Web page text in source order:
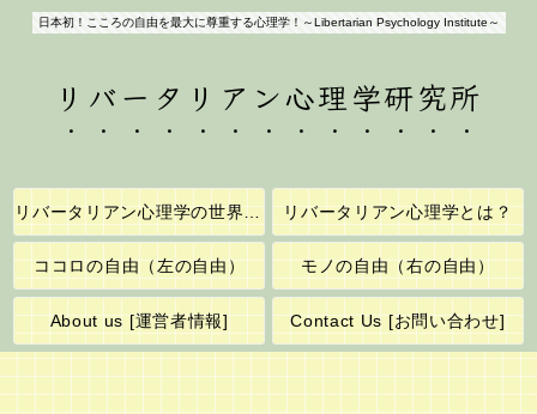
日本初！こころの自由を最大に尊重する心理学！～Libertarian Psychology Institute～
リバータリアン心理学研究所
リバータリアン心理学の世界へようこそ！ リバータリアン心理学とは？
ココロの自由（左の自由） モノの自由（右の自由）
About us [運営者情報] Contact Us [お問い合わせ]